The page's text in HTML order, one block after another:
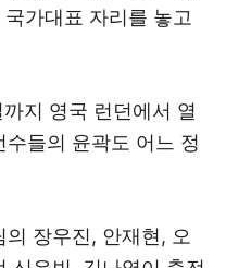
가대표 자리를 놓고
지 영국 런던에서 열
들의 윤곽도 어느 정
장우진, 안재현, 오